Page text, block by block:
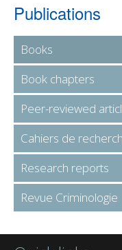
Publications
Books
Book chapters
Peer-reviewed
Cahiers de
Research reports
Revue Criminologie